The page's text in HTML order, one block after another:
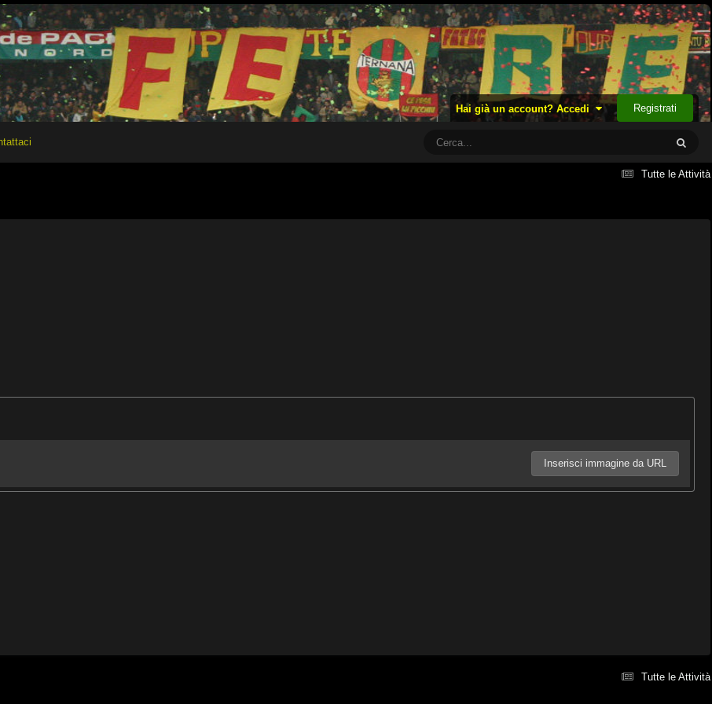
Hai già un account? Accedi Registrati
Tutte le Attività
Inserisci immagine da URL
Tutte le Attività